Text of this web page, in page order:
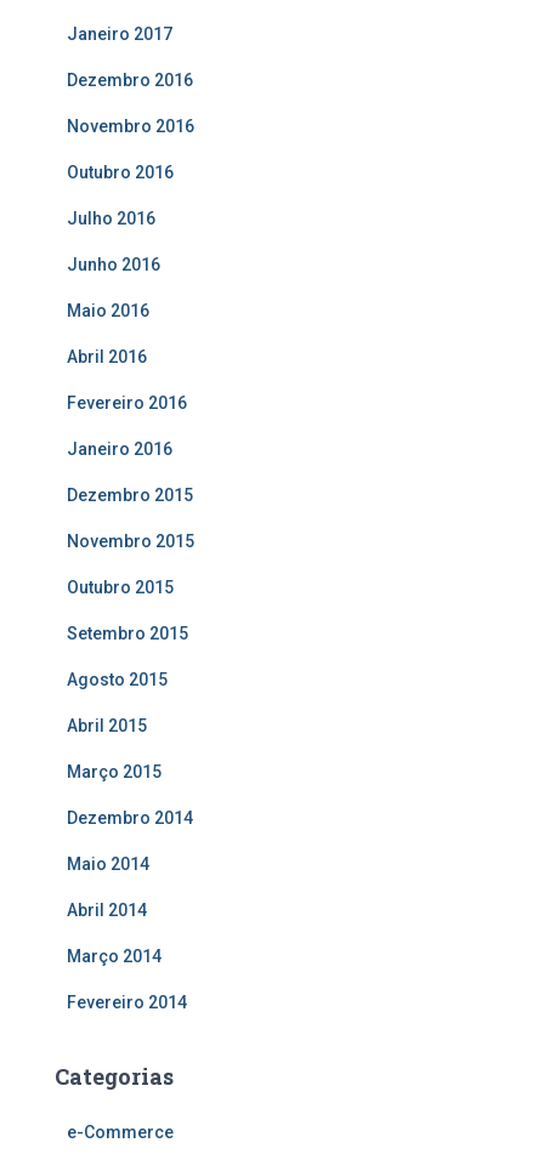
Janeiro 2017
Dezembro 2016
Novembro 2016
Outubro 2016
Julho 2016
Junho 2016
Maio 2016
Abril 2016
Fevereiro 2016
Janeiro 2016
Dezembro 2015
Novembro 2015
Outubro 2015
Setembro 2015
Agosto 2015
Abril 2015
Março 2015
Dezembro 2014
Maio 2014
Abril 2014
Março 2014
Fevereiro 2014
Categorias
e-Commerce